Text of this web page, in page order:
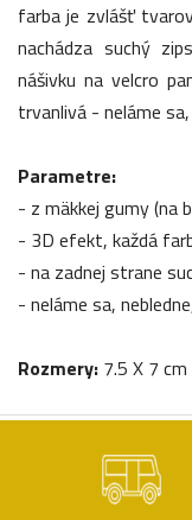
farba je zvlášť
nachádza suchý
nášivku na velcro
trvanlivá - neláme
Parametre:
- z mäkkej gumy (na
- 3D efekt, každá
- na zadnej strane
- neláme sa,
Rozmery: 7.5 X 7 cm